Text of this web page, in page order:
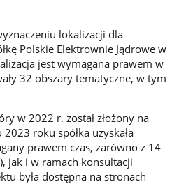
lokalizacji dla
Polskie Elektrownie Jądrowe w
jest wymagana prawem w
32 obszary tematyczne, w tym
w 2022 r. został złożony na
roku spółka uzyskała
prawem czas, zarówno z 14
jak i w ramach konsultacji
była dostępna na stronach